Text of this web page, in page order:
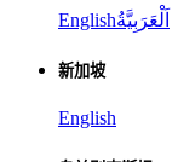
Englishاَلْعَرَبِيَّةُ
新加坡
English